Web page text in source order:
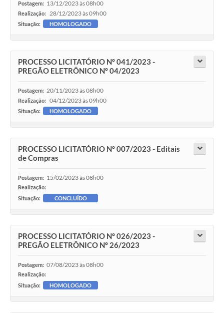
Postagem: 13/12/2023 às 08h00
Realização: 28/12/2023 às 09h00
Situação: HOMOLOGADO
PROCESSO LICITATÓRIO Nº 041/2023 -
PREGÃO ELETRÔNICO Nº 04/2023
Postagem: 20/11/2023 às 08h00
Realização: 04/12/2023 às 09h00
Situação: HOMOLOGADO
PROCESSO LICITATÓRIO Nº 007/2023 - Editais
de Compras
Postagem: 15/02/2023 às 08h00
Realização:
Situação:
CONCLUÍDO
PROCESSO LICITATÓRIO Nº 026/2023 -
PREGÃO ELETRÔNICO Nº 26/2023
Postagem: 07/08/2023 às 08h00
Realização:
Situação:
HOMOLOGADO